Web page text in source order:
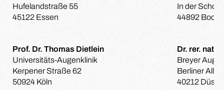
Hufelandstraße 55
45122 Essen
In der
44892
Prof. Dr. Thomas Dietlein
Universitäts-Augenklinik
Kerpener Straße 62
50924 Köln
Dr. rer. nat.
Breyer
Berliner Allee
40212